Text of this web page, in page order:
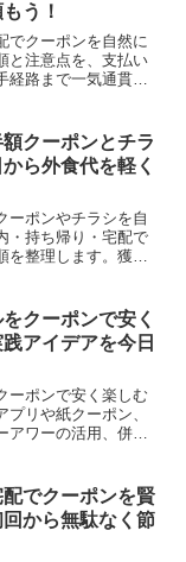
う！
でクーポンを自然に
と注意点を、支払い
路まで一気通貫で
クーポンとチラ
ら外食代を軽く
ーポンやチラシを自
・持ち帰り・宅配で
整理します。獲得
クーポンで安く
アイデアを今日
ーポンで安く楽しむ
リや紙クーポン、
アワーの活用、併用
理し、失敗しやすい
まとめました。
でクーポンを賢
から無駄なく節